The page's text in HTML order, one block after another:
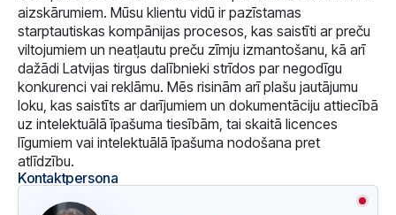
aizskārumiem. Mūsu klientu vidū ir pazīstamas
starptautiskas kompānijas procesos, kas saistīti ar preču
viltojumiem un neatļautu preču zīmju izmantošanu, kā arī
dažādi Latvijas tirgus dalībnieki strīdos par negodīgu
konkurenci vai reklāmu. Mēs risinām arī plašu jautājumu
loku, kas saistīts ar darījumiem un dokumentāciju attiecībā
uz intelektuālā īpašuma tiesībām, tai skaitā licences
līgumiem vai intelektuālā īpašuma nodošana pret
atlīdzību.
Kontaktpersona